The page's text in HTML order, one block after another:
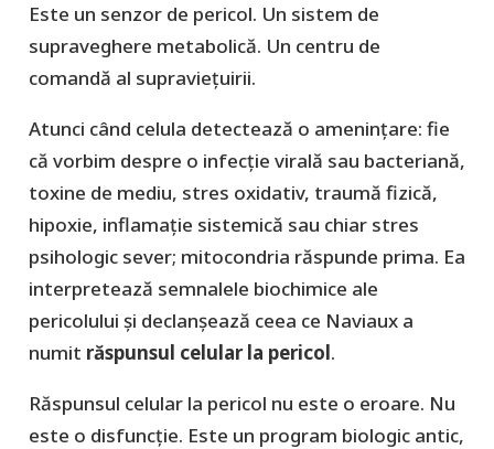
Este un senzor de pericol. Un sistem de
supraveghere metabolică. Un centru de
comandă al supraviețuirii.
Atunci când celula detectează o amenințare: fie
că vorbim despre o infecție virală sau bacteriană,
toxine de mediu, stres oxidativ, traumă fizică,
hipoxie, inflamație sistemică sau chiar stres
psihologic sever; mitocondria răspunde prima. Ea
interpretează semnalele biochimice ale
pericolului și declanșează ceea ce Naviaux a
numit răspunsul celular la pericol.
Răspunsul celular la pericol nu este o eroare. Nu
este o disfuncție. Este un program biologic antic,